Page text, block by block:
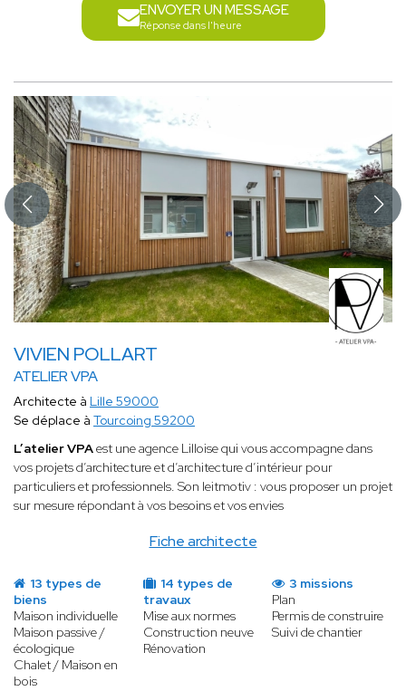
ENVOYER UN MESSAGE
Réponse dans l'heure
VIVIEN POLLART
ATELIER VPA
Fiche architecte
Architecte à Lille 59000
Se déplace à Tourcoing 59200
L’atelier VPAest une agence Lilloise qui vous accompagne dans
vos projets d’architecture et d’architecture d’intérieur pour
particuliers et professionnels. Son leitmotiv : vous proposer un projet
sur mesure répondant à vos besoins et vos envies
13 types de
biens
Maison individuelle
Maison passive /
écologique
Chalet / Maison en
bois
14 types de
travaux
Mise aux normes
Construction neuve
Rénovation
3 missions
Plan
Permis de construire
Suivi de chantier